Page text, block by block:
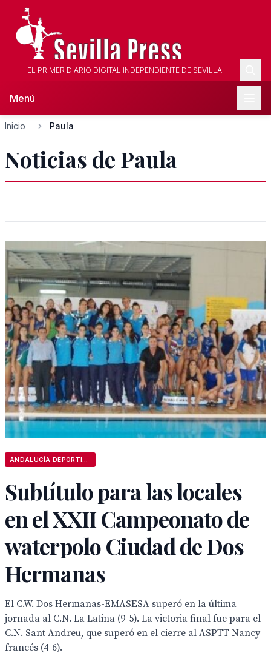
EL PRIMER DIARIO DIGITAL INDEPENDIENTE DE SEVILLA
Menú
Inicio Paula
Noticias de Paula
Subtítulo para las locales
en el XXII Campeonato de
waterpolo Ciudad de Dos
Hermanas
El C.W. Dos Hermanas-EMASESA superó en la última
jornada al C.N. La Latina (9-5). La victoria final fue para el
C.N. Sant Andreu, que superó en el cierre al ASPTT Nancy
francés (4-6).